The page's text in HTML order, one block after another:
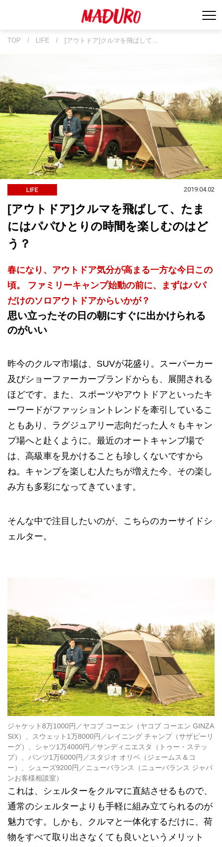
TOP / LIFE / [アウトドア]クルマを飛ばして…
LIFE 2019.04.02
[アウトドア]クルマを飛ばして、たま
にはパパひとりの時間を楽しむのはど
う？
春になり、アウトドア気分が高まる一方な今日この
頃。 ファミリーキャンプ始動の前に、まずはパパ
だけのソロアウトドアからいかが？
思い立ったその日の朝にすぐに出かけられる
のがいい
昨今のクルマ市場は、SUVが花盛り。スーパーカー
及びショーファーカーブランドからも、展開される
ほどです。また、スポーツやアウトドアといったキ
ーワードがファッショントレンドを牽引しているこ
ともあり、ラグジュアリー志向だった人々もキャン
プ場へと赴くように。最近のオートキャンプ場で
は、高級車を見かけることも珍しくないですから
ね。キャンプを楽しむ人たちが増えた今、その楽し
み方も多彩になってきています。
そんな中で注目したいのが、こちらのカーサイドシ
ェルター。
ジャケット8万1000円／ヤコブ コーエン（ヤコブ コーエン GINZA
SIX）、スウェット1万8000円／レイニング チャンプ（サザビーリ
ーグ）、シャツ1万4000円／サンディニエスタ（トゥー・ステッ
プ）、パンツ1万6000円／スタジオ オリベ（ジェームス＆コ
ー）、シューズ9200円／ニューバランス（ニューバランス ジャパ
ンお客様相談室）
これは、シェルターをクルマに直結させるもので、
通常のシェルターよりも手軽に組み立てられるのが
魅力です。しかも、クルマと一体化するだけに、荷
物をすべて取り出さなくても良いというメリット